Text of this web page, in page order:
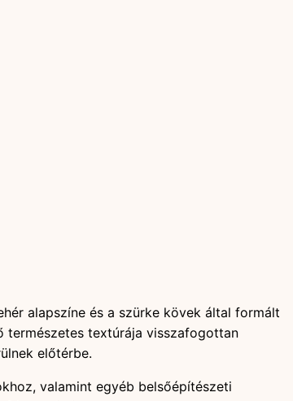
alapszíne és a szürke kövek által formált
természetes textúrája visszafogottan
előtérbe.
valamint egyéb belsőépítészeti